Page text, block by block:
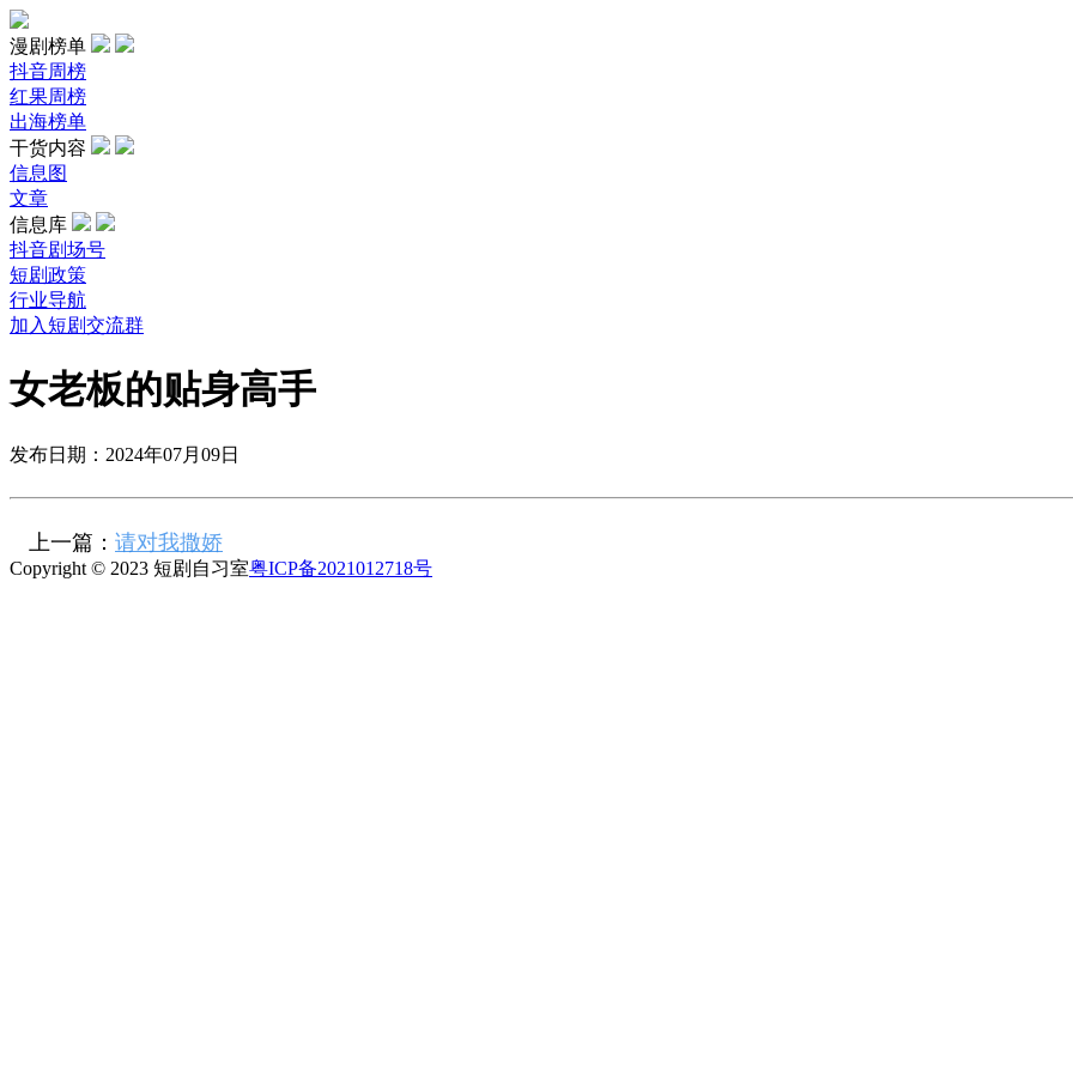
漫剧榜单
抖音周榜
红果周榜
出海榜单
干货内容
信息图
文章
信息库
抖音剧场号
短剧政策
行业导航
加入短剧交流群
女老板的贴身高手
发布日期：2024年07月09日
上一篇： 请对我撒娇
Copyright © 2023 短剧自习室粤ICP备2021012718号